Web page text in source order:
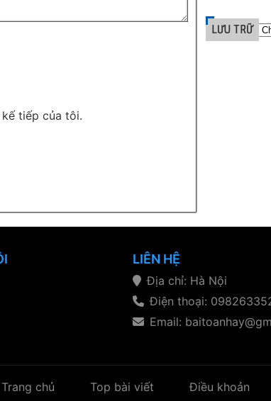
tiếp của tôi.
LƯU TRỮ
LIÊN HỆ
Địa chỉ: Hà Nội
Điện thoại:
Email:
Trang chủ Top bài viết Điều khoản